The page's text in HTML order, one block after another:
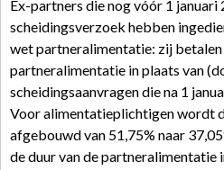
Ex-partners die nog vóór 1 januari
scheidingsverzoek hebben
wet partneralimentatie: zij
partneralimentatie in plaats van
scheidingsaanvragen die na 1
Voor alimentatieplichtigen wordt
afgebouwd van 51,75% naar
de duur van de